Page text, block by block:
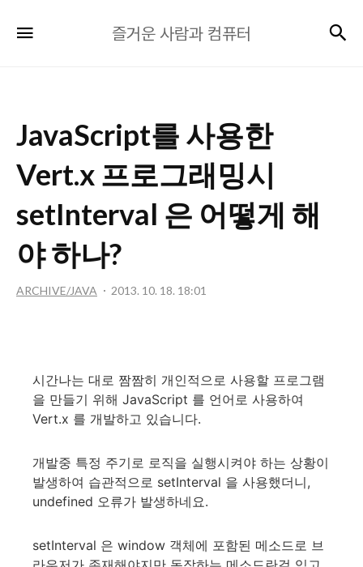
거
과
퓨
터
즐거운 사람과 컴퓨터
JavaScript를 사용한
Vert.x 프로그래밍시
setInterval 은 어떻게 해
야 하나?
ARCHIVE/JAVA 2013. 10. 18. 18:01
시간나는 대로 짬짬히 개인적으로 사용할 프로그램
을 만들기 위해 JavaScript 를 언어로 사용하여
Vert.x 를 개발하고 있습니다.
개발중 특정 주기로 로직을 실행시켜야 하는 상황이
발생하여 습관적으로 setInterval 을 사용했더니,
undefined 오류가 발생하네요.
setInterval 은 window 객체에 포함된 메소드로 브